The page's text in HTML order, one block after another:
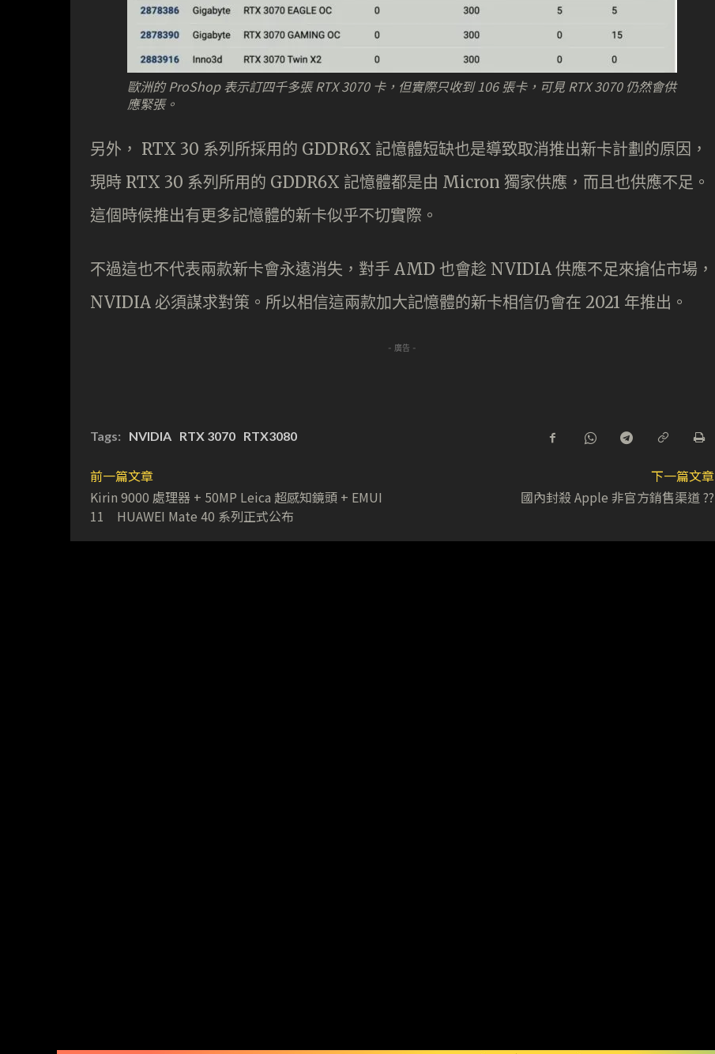
歐洲的 ProShop 表示訂四千多張 RTX 3070 卡，但實際只收到 106 張卡，可見 RTX 3070 仍然會供
應緊張。
另外， RTX 30 系列所採用的 GDDR6X 記憶體短缺也是導致取消推出新卡計劃的原因，
現時 RTX 30 系列所用的 GDDR6X 記憶體都是由 Micron 獨家供應，而且也供應不足。
這個時候推出有更多記憶體的新卡似乎不切實際。
不過這也不代表兩款新卡會永遠消失，對手 AMD 也會趁 NVIDIA 供應不足來搶佔市場，
NVIDIA 必須謀求對策。所以相信這兩款加大記憶體的新卡相信仍會在 2021 年推出。
- 廣告 -
Tags: NVIDIA RTX 3070 RTX3080
前一篇文章
Kirin 9000 處理器 + 50MP Leica 超感知鏡頭 + EMUI
11 HUAWEI Mate 40 系列正式公布
下一篇文章
國內封殺 Apple 非官方銷售渠道 ??